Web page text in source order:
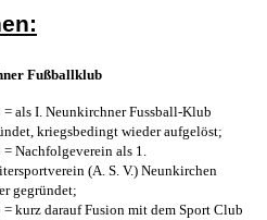
Fußballklub
= als I. Neunkirchner Fussball-Klub
kriegsbedingt wieder aufgelöst;
= Nachfolgeverein als 1.
(A. S. V.) Neunkirchen
gegründet;
= kurz darauf Fusion mit dem Sport Club